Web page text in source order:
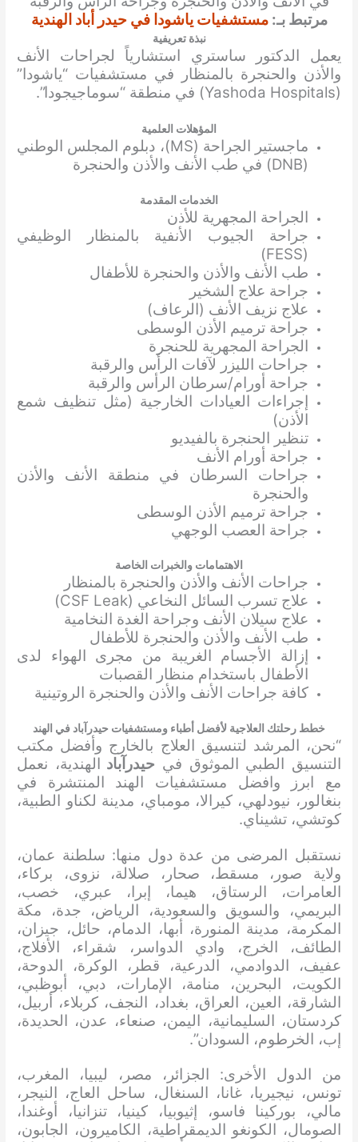
مرتبط بـ:مستشفيات ياشودا في حيدر أباد الهندية
نبذة تعريفية
يعمل الدكتور ساستري استشارياً لجراحات الأنف
والأذن والحنجرة بالمنظار في مستشفيات “ياشودا”
(Yashoda Hospitals) في منطقة “سوماجيجودا”.
المؤهلات العلمية
ماجستير الجراحة (MS)، دبلوم المجلس الوطني
(DNB) في طب الأنف والأذن والحنجرة
الخدمات المقدمة
الجراحة المجهرية للأذن
جراحة الجيوب الأنفية بالمنظار الوظيفي
(FESS)
طب الأنف والأذن والحنجرة للأطفال
جراحة علاج الشخير
علاج نزيف الأنف (الرعاف)
جراحة ترميم الأذن الوسطى
الجراحة المجهرية للحنجرة
جراحات الليزر لآفات الرأس والرقبة
جراحة أورام/سرطان الرأس والرقبة
إجراءات العيادات الخارجية (مثل تنظيف شمع
الأذن)
تنظير الحنجرة بالفيديو
جراحة أورام الأنف
جراحات السرطان في منطقة الأنف والأذن
والحنجرة
جراحة ترميم الأذن الوسطى
جراحة العصب الوجهي
الاهتمامات والخبرات الخاصة
جراحات الأنف والأذن والحنجرة بالمنظار
علاج تسرب السائل النخاعي (CSF Leak)
علاج سيلان الأنف وجراحة الغدة النخامية
طب الأنف والأذن والحنجرة للأطفال
إزالة الأجسام الغريبة من مجرى الهواء لدى
الأطفال باستخدام منظار القصبات
كافة جراحات الأنف والأذن والحنجرة الروتينية
خطط رحلتك العلاجية لأفضل أطباء ومستشفيات حيدرآباد في الهند
“نحن، المرشد لتنسيق العلاج بالخارج وأفضل مكتب
التنسيق الطبي الموثوق في حيدرآباد الهندية، نعمل
مع ابرز وافضل مستشفيات الهند المنتشرة في
بنغالور، نيودلهي، كيرالا، مومباي، مدينة لكناو الطبية،
كوتشي، تشيناي.
نستقبل المرضى من عدة دول منها: سلطنة عمان،
ولاية صور، مسقط، صحار، صلالة، نزوى، بركاء،
العامرات، الرستاق، هيما، إبرا، عبري، خصب،
البريمي، والسويق والسعودية، الرياض، جدة، مكة
المكرمة، مدينة المنورة، أبها، الدمام، حائل، جيزان،
الطائف، الخرج، وادي الدواسر، شقراء، الأفلاج،
عفيف، الدوادمي، الدرعية، قطر، الوكرة، الدوحة،
الكويت، البحرين، منامة، الإمارات، دبي، أبوظبي،
الشارقة، العين، العراق، بغداد، النجف، كربلاء، أربيل،
كردستان، السليمانية، اليمن، صنعاء، عدن، الحديدة،
إب، الخرطوم، السودان”.
من الدول الأخرى: الجزائر، مصر، ليبيا، المغرب،
تونس، نيجيريا، غانا، السنغال، ساحل العاج، النيجر،
مالي، بوركينا فاسو، إثيوبيا، كينيا، تنزانيا، أوغندا،
الصومال، الكونغو الديمقراطية، الكاميرون، الجابون،